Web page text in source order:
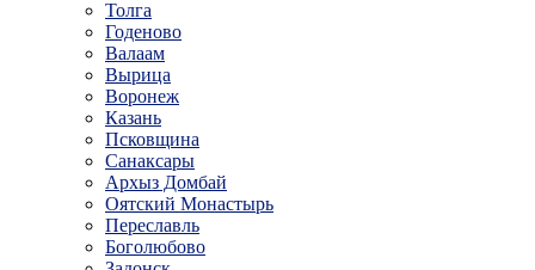
Толга
Годеново
Валаам
Вырица
Воронеж
Казань
Псковщина
Санаксары
Архыз Домбай
Оятский Монастырь
Переславль
Боголюбово